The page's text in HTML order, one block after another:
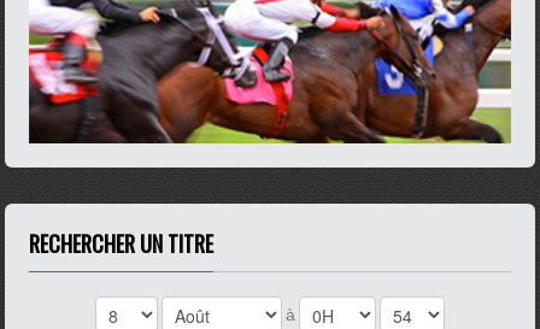
RECHERCHER UN TITRE
à